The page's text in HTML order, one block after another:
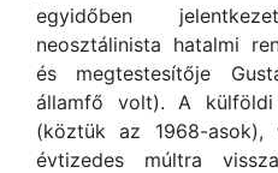
egyidőben
neosztálinista hatalmi
és megtestesítője
államfő volt). A külföldi
(köztük az 1968-
évtizedes múltra